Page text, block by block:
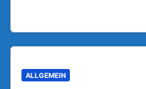
ALLGEMEIN